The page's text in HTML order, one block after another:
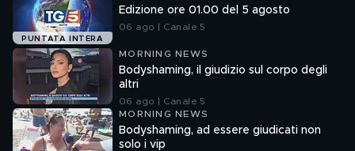
PUNTATA INTERA
Edizione ore 01.00 del 5 agosto
06 ago | Canale 5
MORNING NEWS
Bodyshaming, il giudizio sul corpo degli
altri
06 ago | Canale 5
MORNING NEWS
Bodyshaming, ad essere giudicati non
solo i vip